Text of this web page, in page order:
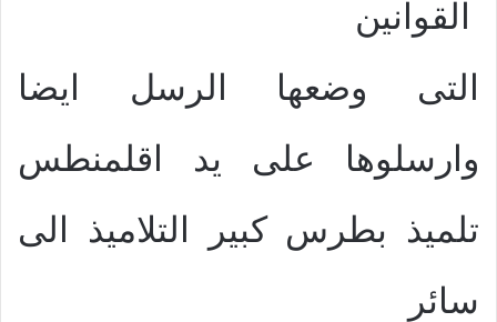
القوانين
التى وضعها الرسل ايضا
وارسلوها على يد اقلمنطس
تلميذ بطرس كبير التلاميذ الى
سائر